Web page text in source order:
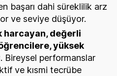
başarı dahi süreklilik arz
ve seviye düşüyor.
harcayan, değerli
öğrencilere, yüksek
. Bireysel performanslar
ve kısmi tecrübe